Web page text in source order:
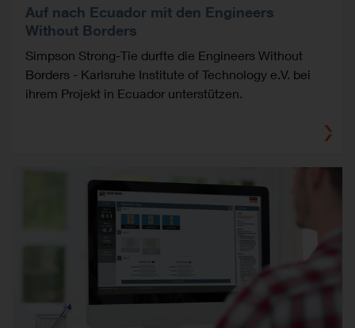
Auf nach Ecuador mit den Engineers
Without Borders
Simpson Strong-Tie durfte die Engineers Without
Borders - Karlsruhe Institute of Technology e.V. bei
ihrem Projekt in Ecuador unterstützen.